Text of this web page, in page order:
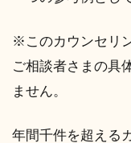
※このカウンセリ
ご相談者さまの具
ません。
年間千件を超える